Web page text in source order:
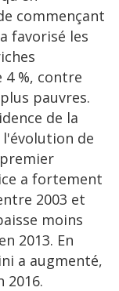
commençant
favorisé les
%, contre
pauvres.
de la
l'évolution de
a fortement
2003 et
moins
2013. En
a augmenté,
2016.